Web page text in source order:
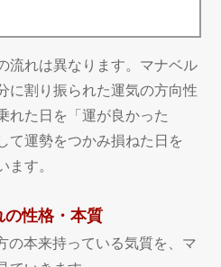
流れは異なります。マナベル
に割り振られた運気の方向性
れた日を「運が良かった
て運勢をつかみ損ねた日を
ます。
性格・本質
の本来持っている気質を、マ